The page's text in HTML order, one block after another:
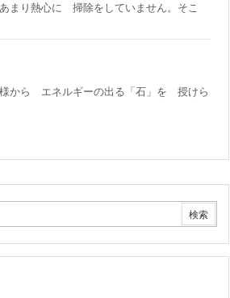
り熱心に 掃除をしていません。そこ
から エネルギーの出る「石」を 授けら